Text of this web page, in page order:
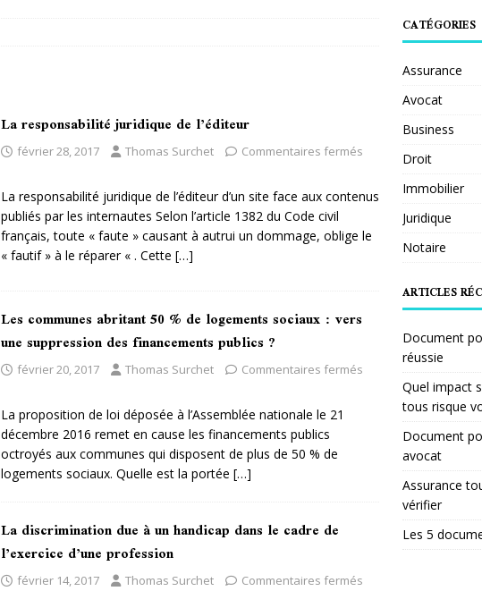
La responsabilité juridique de l’éditeur
février 28, 2017 Thomas Surchet Commentaires fermés
La responsabilité juridique de l’éditeur d’un site face aux contenus
publiés par les internautes Selon l’article 1382 du Code civil
français, toute « faute » causant à autrui un dommage, oblige le
« fautif » à le réparer « . Cette […]
Les communes abritant 50 % de logements sociaux : vers
une suppression des financements publics ?
février 20, 2017 Thomas Surchet Commentaires fermés
La proposition de loi déposée à l’Assemblée nationale le 21
décembre 2016 remet en cause les financements publics
octroyés aux communes qui disposent de plus de 50 % de
logements sociaux. Quelle est la portée […]
La discrimination due à un handicap dans le cadre de
l’exercice d’une profession
février 14, 2017 Thomas Surchet Commentaires fermés
CATÉGORIES
Assurance
Avocat
Business
Droit
Immobilier
Juridique
Notaire
ARTICLES
Document
réussie
Quel impact
tous risque
Document
avocat
Assurance
vérifier
Les 5